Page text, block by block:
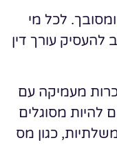
לכל מי
עורך דין
מעמיקה עם
להיות מסוגלים
כגון מס